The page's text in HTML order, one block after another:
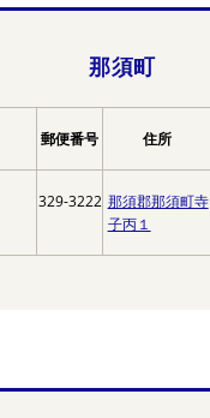
那須町
郵便番号 住所
329-3222 那須郡那須町寺
子丙１